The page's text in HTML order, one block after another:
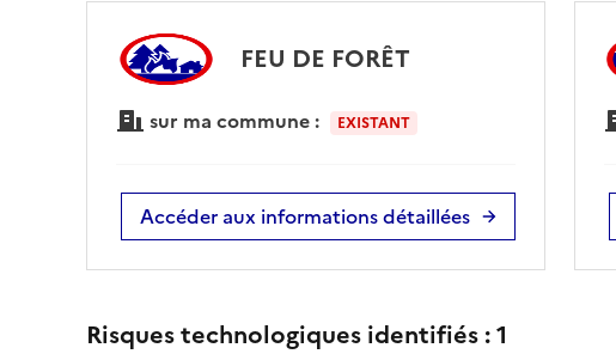
FEU DE FORÊT
sur ma commune : EXISTANT
Accéder aux informations détaillées
Risques technologiques identifiés :1